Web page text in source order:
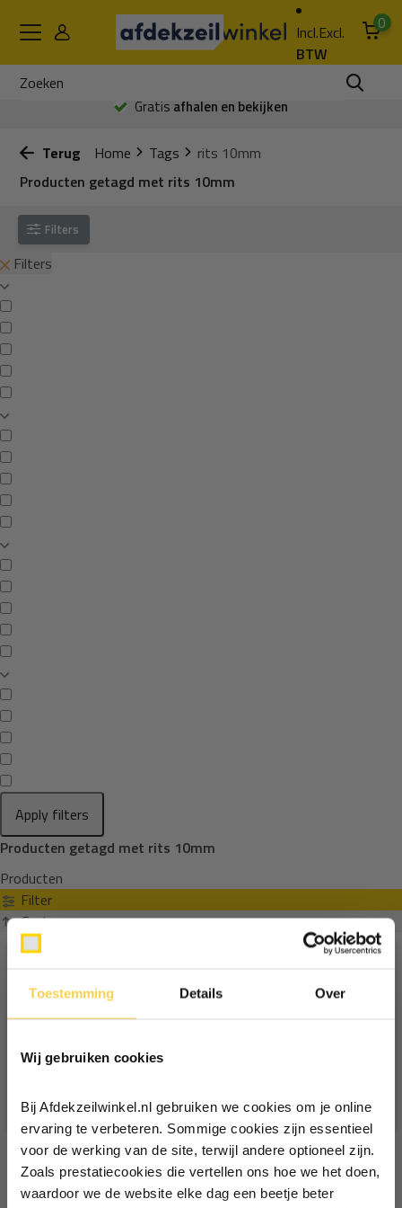
Toestemming Details Over
Wij gebruiken cookies
Bij Afdekzeilwinkel.nl gebruiken we cookies om je online
ervaring te verbeteren. Sommige cookies zijn essentieel
voor de werking van de site, terwijl andere optioneel zijn.
Zoals prestatiecookies die vertellen ons hoe we het doen,
waardoor we de website elke dag een beetje beter
Incl.Excl.
BTW
0
Gratis afhalen en bekijken
Terug Home Tags
rits 10mm
Producten getagd met rits 10mm
Filters
Filters
Apply filters
Producten getagd met rits 10mm
Producten
Filter
Sorteren op
Ontvang €5,- korting!
Schrijf je in voor de nieuwsbrief en
Vul je e-mailadres in‍⁪⁪
Particulier Zakelijk